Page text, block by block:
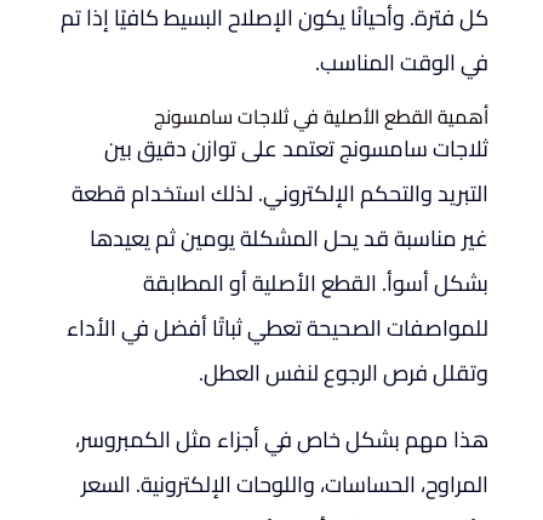
كل فترة. وأحيانًا يكون الإصلاح البسيط كافيًا إذا تم
في الوقت المناسب.
أهمية القطع الأصلية في ثلاجات سامسونج
ثلاجات سامسونج تعتمد على توازن دقيق بين
التبريد والتحكم الإلكتروني. لذلك استخدام قطعة
غير مناسبة قد يحل المشكلة يومين ثم يعيدها
بشكل أسوأ. القطع الأصلية أو المطابقة
للمواصفات الصحيحة تعطي ثباتًا أفضل في الأداء
وتقلل فرص الرجوع لنفس العطل.
هذا مهم بشكل خاص في أجزاء مثل الكمبروسر،
المراوح، الحساسات، واللوحات الإلكترونية. السعر